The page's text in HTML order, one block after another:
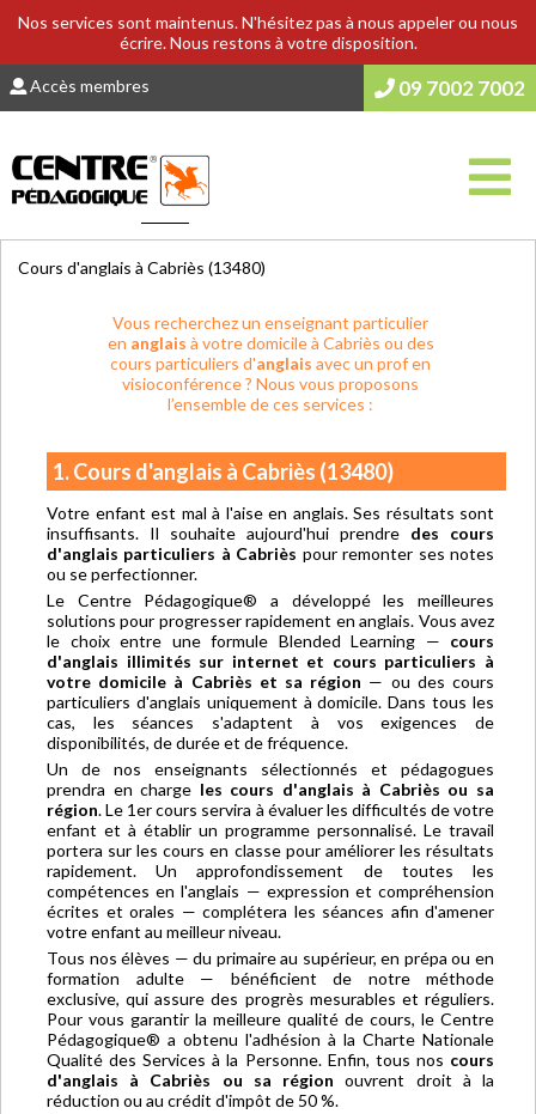
Nos services sont maintenus. N'hésitez pas à nous appeler ou nous
écrire. Nous restons à votre disposition.
Accès membres 09 7002 7002
Cours d'anglais à Cabriès (13480)
Vous recherchez un enseignant particulier
en anglais à votre domicile à Cabriès ou des
cours particuliers d'anglais avec un prof en
visioconférence ? Nous vous proposons
l’ensemble de ces services :
1. Cours d'anglais à Cabriès (13480)
Votre enfant est mal à l'aise en anglais. Ses résultats sont
insuffisants. Il souhaite aujourd'hui prendre des cours
d'anglais particuliers à Cabriès pour remonter ses notes
ou se perfectionner.
Le Centre Pédagogique® a développé les meilleures
solutions pour progresser rapidement en anglais. Vous avez
le choix entre une formule Blended Learning — cours
d'anglais illimités sur internet et cours particuliers à
votre domicile à Cabriès et sa région — ou des cours
particuliers d'anglais uniquement à domicile. Dans tous les
cas, les séances s'adaptent à vos exigences de
disponibilités, de durée et de fréquence.
Un de nos enseignants sélectionnés et pédagogues
prendra en charge les cours d'anglais à Cabriès ou sa
région. Le 1er cours servira à évaluer les difficultés de votre
enfant et à établir un programme personnalisé. Le travail
portera sur les cours en classe pour améliorer les résultats
rapidement. Un approfondissement de toutes les
compétences en l'anglais — expression et compréhension
écrites et orales — complétera les séances afin d'amener
votre enfant au meilleur niveau.
Tous nos élèves — du primaire au supérieur, en prépa ou en
formation adulte — bénéficient de notre méthode
exclusive, qui assure des progrès mesurables et réguliers.
Pour vous garantir la meilleure qualité de cours, le Centre
Pédagogique® a obtenu l'adhésion à la Charte Nationale
Qualité des Services à la Personne. Enfin, tous nos cours
d'anglais à Cabriès ou sa région ouvrent droit à la
réduction ou au crédit d'impôt de 50 %.